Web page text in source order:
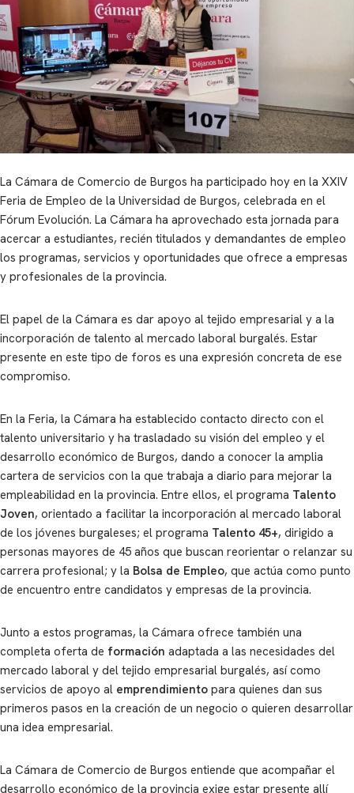
La Cámara de Comercio de Burgos ha participado hoy en la XXIV
Feria de Empleo de la Universidad de Burgos, celebrada en el
Fórum Evolución. La Cámara ha aprovechado esta jornada para
acercar a estudiantes, recién titulados y demandantes de empleo
los programas, servicios y oportunidades que ofrece a empresas
y profesionales de la provincia.
El papel de la Cámara es dar apoyo al tejido empresarial y a la
incorporación de talento al mercado laboral burgalés. Estar
presente en este tipo de foros es una expresión concreta de ese
compromiso.
En la Feria, la Cámara ha establecido contacto directo con el
talento universitario y ha trasladado su visión del empleo y el
desarrollo económico de Burgos, dando a conocer la amplia
cartera de servicios con la que trabaja a diario para mejorar la
empleabilidad en la provincia. Entre ellos, el programa Talento
Joven, orientado a facilitar la incorporación al mercado laboral
de los jóvenes burgaleses; el programa Talento 45+, dirigido a
personas mayores de 45 años que buscan reorientar o relanzar su
carrera profesional; y la Bolsa de Empleo, que actúa como punto
de encuentro entre candidatos y empresas de la provincia.
Junto a estos programas, la Cámara ofrece también una
completa oferta de formación adaptada a las necesidades del
mercado laboral y del tejido empresarial burgalés, así como
servicios de apoyo al emprendimiento para quienes dan sus
primeros pasos en la creación de un negocio o quieren desarrollar
una idea empresarial.
La Cámara de Comercio de Burgos entiende que acompañar el
desarrollo económico de la provincia exige estar presente allí